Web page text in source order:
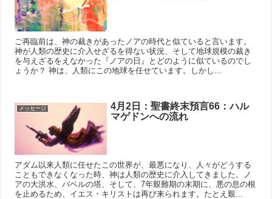
ご再臨前は、神の裁きがあったノアの時代と似ていると言います。
神が人類の歴史に介入せざるを得ない状況、そして地球規模の裁き
を与えざるをえなかった『ノアの日』とどのように似ているのでし
ょうか？ 神は、人類にこの地球を任せています。しかし...
メッセージ
4月2日：聖書終末預言66：ハル
マゲドンへの流れ
アダム以来人類に任せたこの世界が、最悪になり、人々がどうする
こともできなくなった時、神は人類の歴史に介入してきました。ノ
アの大洪水、バベルの塔、そして、7年艱難期の末期に、悪の息の根
を止めるため、イエス・キリストは再び来られます。たとえ艱...